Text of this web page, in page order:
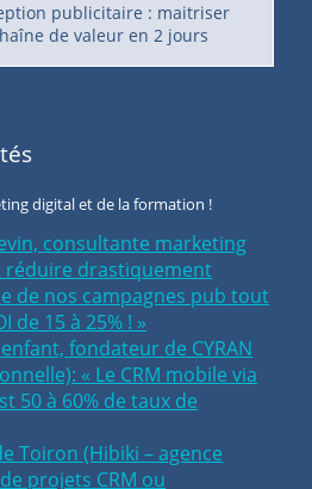
publicitaire : maitriser
de valeur en 2 jours
digital et de la formation !
consultante marketing
réduire drastiquement
de nos campagnes pub tout
de 15 à 25% ! »
fondateur de CYRAN
« Le CRM mobile via
50 à 60% de taux de
Toiron (Hibiki – agence
projets CRM ou